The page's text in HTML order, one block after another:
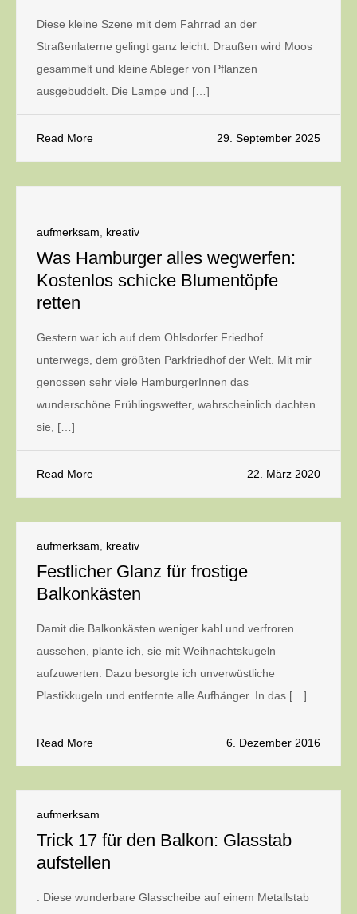
Diese kleine Szene mit dem Fahrrad an der
Straßenlaterne gelingt ganz leicht: Draußen wird Moos
gesammelt und kleine Ableger von Pflanzen
ausgebuddelt. Die Lampe und […]
Read More 29. September 2025
aufmerksam kreativ
Was Hamburger alles wegwerfen:
Kostenlos schicke Blumentöpfe
retten
Gestern war ich auf dem Ohlsdorfer Friedhof
unterwegs, dem größten Parkfriedhof der Welt. Mit mir
genossen sehr viele HamburgerInnen das
wunderschöne Frühlingswetter, wahrscheinlich dachten
sie, […]
Read More 22. März 2020
aufmerksam kreativ
Festlicher Glanz für frostige
Balkonkästen
Damit die Balkonkästen weniger kahl und verfroren
aussehen, plante ich, sie mit Weihnachtskugeln
aufzuwerten. Dazu besorgte ich unverwüstliche
Plastikkugeln und entfernte alle Aufhänger. In das […]
Read More 6. Dezember 2016
aufmerksam
Trick 17 für den Balkon: Glasstab
aufstellen
. Diese wunderbare Glasscheibe auf einem Metallstab